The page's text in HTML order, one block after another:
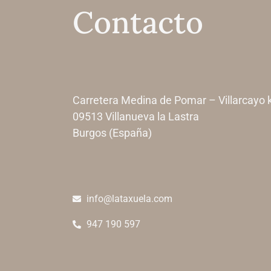
Contacto
Carretera Medina de Pomar – Villarcayo
09513 Villanueva la Lastra
Burgos (España)
info@lataxuela.com
947 190 597